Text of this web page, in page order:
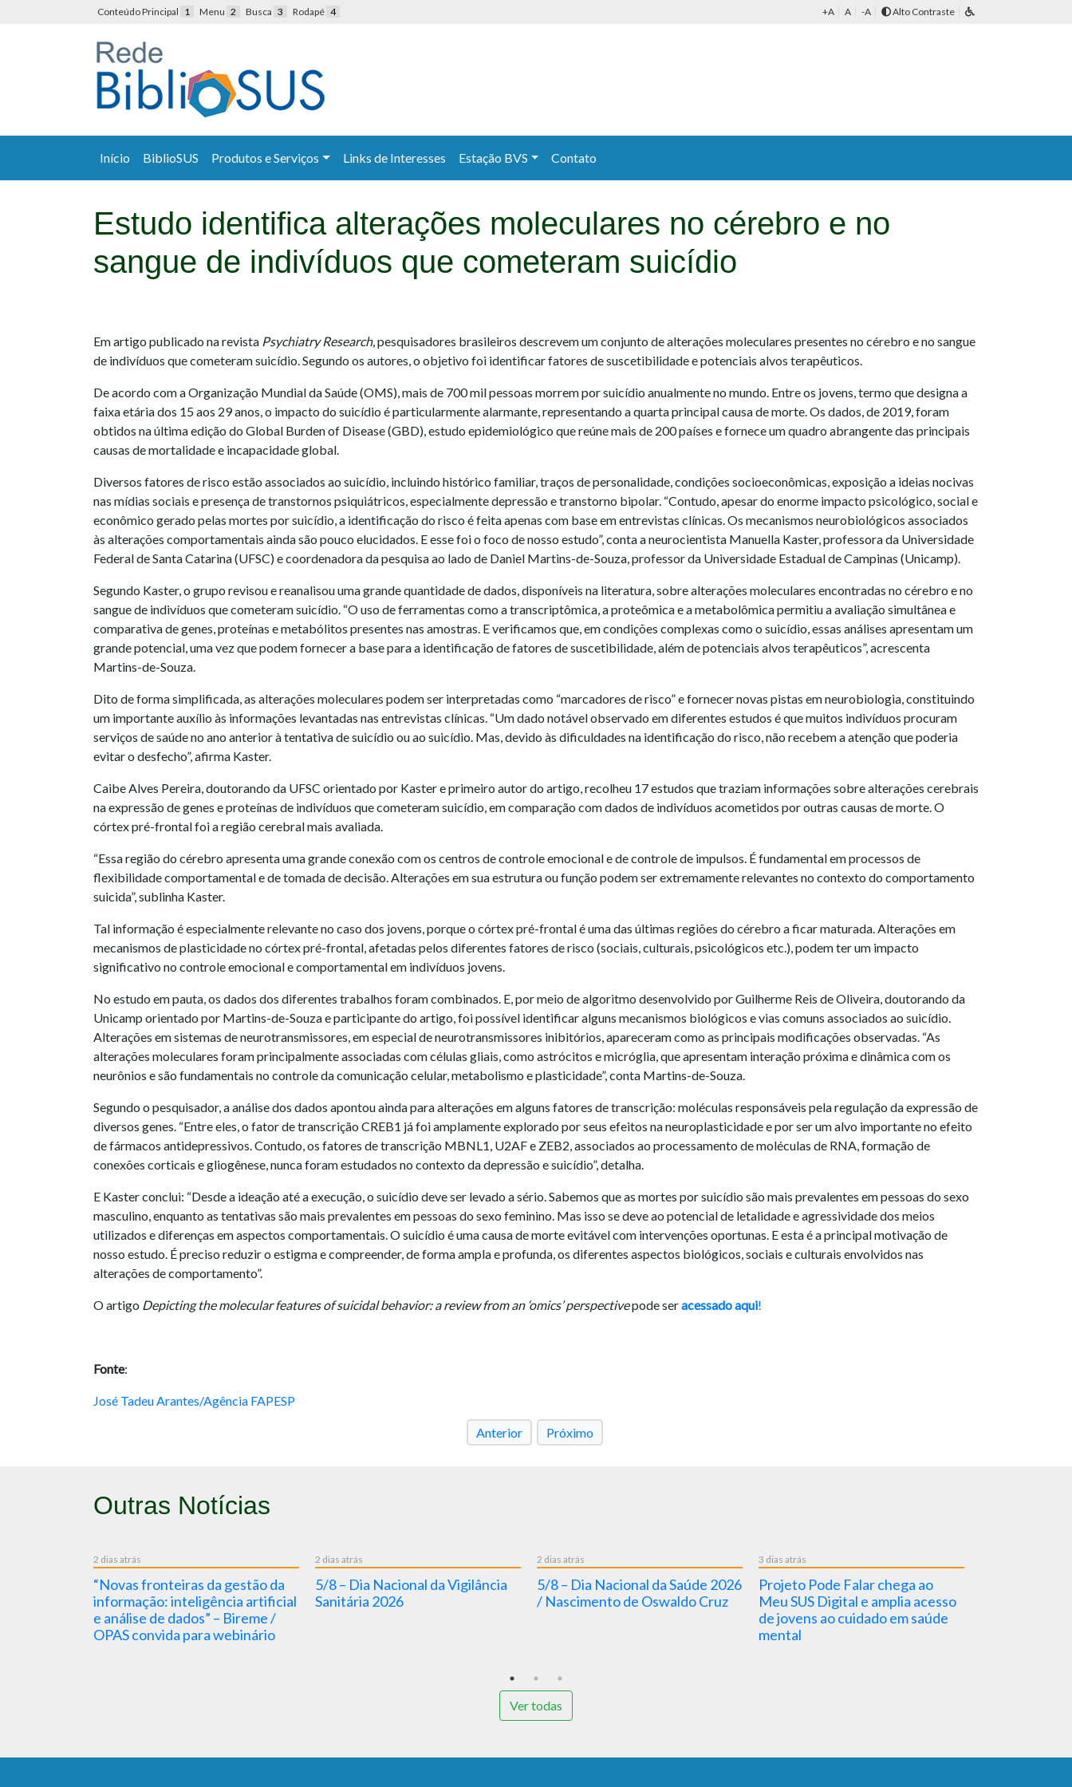
Conteúdo Principal 1 Menu 2 Busca 3 Rodapé 4 +A A -A Alto Contraste
Início BiblioSUS Produtos e Serviços Links de Interesses Estação BVS Contato
Estudo identifica alterações moleculares no cérebro e no
sangue de indivíduos que cometeram suicídio
Em artigo publicado na revista Psychiatry Research, pesquisadores brasileiros descrevem um conjunto de alterações moleculares presentes no cérebro e no sangue
de indivíduos que cometeram suicídio. Segundo os autores, o objetivo foi identificar fatores de suscetibilidade e potenciais alvos terapêuticos.
De acordo com a Organização Mundial da Saúde (OMS), mais de 700 mil pessoas morrem por suicídio anualmente no mundo. Entre os jovens, termo que designa a
faixa etária dos 15 aos 29 anos, o impacto do suicídio é particularmente alarmante, representando a quarta principal causa de morte. Os dados, de 2019, foram
obtidos na última edição do Global Burden of Disease (GBD), estudo epidemiológico que reúne mais de 200 países e fornece um quadro abrangente das principais
causas de mortalidade e incapacidade global.
Diversos fatores de risco estão associados ao suicídio, incluindo histórico familiar, traços de personalidade, condições socioeconômicas, exposição a ideias nocivas
nas mídias sociais e presença de transtornos psiquiátricos, especialmente depressão e transtorno bipolar. “Contudo, apesar do enorme impacto psicológico, social e
econômico gerado pelas mortes por suicídio, a identificação do risco é feita apenas com base em entrevistas clínicas. Os mecanismos neurobiológicos associados
às alterações comportamentais ainda são pouco elucidados. E esse foi o foco de nosso estudo”, conta a neurocientista Manuella Kaster, professora da Universidade
Federal de Santa Catarina (UFSC) e coordenadora da pesquisa ao lado de Daniel Martins-de-Souza, professor da Universidade Estadual de Campinas (Unicamp).
Segundo Kaster, o grupo revisou e reanalisou uma grande quantidade de dados, disponíveis na literatura, sobre alterações moleculares encontradas no cérebro e no
sangue de indivíduos que cometeram suicídio. “O uso de ferramentas como a transcriptômica, a proteômica e a metabolômica permitiu a avaliação simultânea e
comparativa de genes, proteínas e metabólitos presentes nas amostras. E verificamos que, em condições complexas como o suicídio, essas análises apresentam um
grande potencial, uma vez que podem fornecer a base para a identificação de fatores de suscetibilidade, além de potenciais alvos terapêuticos”, acrescenta
Martins-de-Souza.
Dito de forma simplificada, as alterações moleculares podem ser interpretadas como “marcadores de risco” e fornecer novas pistas em neurobiologia, constituindo
um importante auxílio às informações levantadas nas entrevistas clínicas. “Um dado notável observado em diferentes estudos é que muitos indivíduos procuram
serviços de saúde no ano anterior à tentativa de suicídio ou ao suicídio. Mas, devido às dificuldades na identificação do risco, não recebem a atenção que poderia
evitar o desfecho”, afirma Kaster.
Caibe Alves Pereira, doutorando da UFSC orientado por Kaster e primeiro autor do artigo, recolheu 17 estudos que traziam informações sobre alterações cerebrais
na expressão de genes e proteínas de indivíduos que cometeram suicídio, em comparação com dados de indivíduos acometidos por outras causas de morte. O
córtex pré-frontal foi a região cerebral mais avaliada.
“Essa região do cérebro apresenta uma grande conexão com os centros de controle emocional e de controle de impulsos. É fundamental em processos de
flexibilidade comportamental e de tomada de decisão. Alterações em sua estrutura ou função podem ser extremamente relevantes no contexto do comportamento
suicida”, sublinha Kaster.
Tal informação é especialmente relevante no caso dos jovens, porque o córtex pré-frontal é uma das últimas regiões do cérebro a ficar maturada. Alterações em
mecanismos de plasticidade no córtex pré-frontal, afetadas pelos diferentes fatores de risco (sociais, culturais, psicológicos etc.), podem ter um impacto
significativo no controle emocional e comportamental em indivíduos jovens.
No estudo em pauta, os dados dos diferentes trabalhos foram combinados. E, por meio de algoritmo desenvolvido por Guilherme Reis de Oliveira, doutorando da
Unicamp orientado por Martins-de-Souza e participante do artigo, foi possível identificar alguns mecanismos biológicos e vias comuns associados ao suicídio.
Alterações em sistemas de neurotransmissores, em especial de neurotransmissores inibitórios, apareceram como as principais modificações observadas. “As
alterações moleculares foram principalmente associadas com células gliais, como astrócitos e micróglia, que apresentam interação próxima e dinâmica com os
neurônios e são fundamentais no controle da comunicação celular, metabolismo e plasticidade”, conta Martins-de-Souza.
Segundo o pesquisador, a análise dos dados apontou ainda para alterações em alguns fatores de transcrição: moléculas responsáveis pela regulação da expressão de
diversos genes. “Entre eles, o fator de transcrição CREB1 já foi amplamente explorado por seus efeitos na neuroplasticidade e por ser um alvo importante no efeito
de fármacos antidepressivos. Contudo, os fatores de transcrição MBNL1, U2AF e ZEB2, associados ao processamento de moléculas de RNA, formação de
conexões corticais e gliogênese, nunca foram estudados no contexto da depressão e suicídio”, detalha.
E Kaster conclui: “Desde a ideação até a execução, o suicídio deve ser levado a sério. Sabemos que as mortes por suicídio são mais prevalentes em pessoas do sexo
masculino, enquanto as tentativas são mais prevalentes em pessoas do sexo feminino. Mas isso se deve ao potencial de letalidade e agressividade dos meios
utilizados e diferenças em aspectos comportamentais. O suicídio é uma causa de morte evitável com intervenções oportunas. E esta é a principal motivação de
nosso estudo. É preciso reduzir o estigma e compreender, de forma ampla e profunda, os diferentes aspectos biológicos, sociais e culturais envolvidos nas
alterações de comportamento”.
O artigo Depicting the molecular features of suicidal behavior: a review from an ‘omics’ perspectivepode seracessado aqui!
Fonte:
José Tadeu Arantes/Agência FAPESP
Anterior Próximo
Outras Notícias
2 dias atrás
“Novas fronteiras da gestão da
informação: inteligência artificial
e análise de dados” – Bireme /
OPAS convida para webinário
2 dias atrás
5/8 – Dia Nacional da Vigilância
Sanitária 2026
2 dias atrás
5/8 – Dia Nacional da Saúde 2026
/ Nascimento de Oswaldo Cruz
3 dias atrás
Projeto Pode Falar chega ao
Meu SUS Digital e amplia acesso
de jovens ao cuidado em saúde
mental
Ver todas